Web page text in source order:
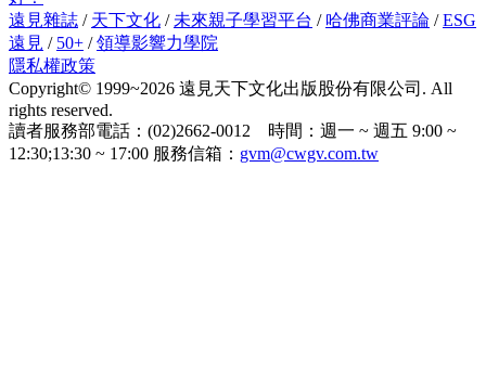
遠見雜誌 / 天下文化 / 未來親子學習平台 / 哈佛商業評論 /ESG
遠見 / 50+ /領導影響力學院
隱私權政策
Copyright© 1999~2026 遠見天下文化出版股份有限公司. All
rights reserved.
讀者服務部電話：(02)2662-0012 時間：週一 ~ 週五 9:00 ~
12:30;13:30 ~ 17:00 服務信箱： gvm@cwgv.com.tw